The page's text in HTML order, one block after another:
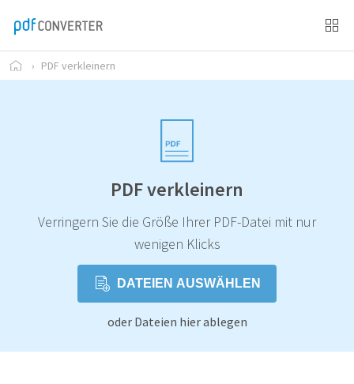
› PDF verkleinern
PDF verkleinern
Verringern Sie die Größe Ihrer PDF-Datei mit nur
wenigen Klicks
DATEIEN AUSWÄHLEN
oder Dateien hier ablegen